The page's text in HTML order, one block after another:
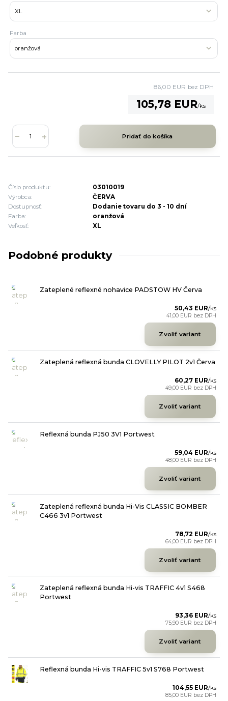
Farba
105,78 EUR/ks
86,00 EUR bez DPH
Pridať do košíka
Číslo produktu:
03010019
Výrobca:
ČERVA
Dostupnosť:
Dodanie tovaru do 3 - 10 dní
Farba:
oranžová
Veľkosť:
XL
Podobné produkty
Zateplené reflexné nohavice PADSTOW HV Červa
50,43 EUR/ks
41,00 EUR bez DPH
Zvoliť variant
Zateplená reflexná bunda CLOVELLY PILOT 2v1 Červa
60,27 EUR/ks
49,00 EUR bez DPH
Zvoliť variant
Reflexná bunda PJ50 3V1 Portwest
59,04 EUR/ks
48,00 EUR bez DPH
Zvoliť variant
Zateplená reflexná bunda Hi-Vis CLASSIC BOMBER
C466 3v1 Portwest
78,72 EUR/ks
64,00 EUR bez DPH
Zvoliť variant
Zateplená reflexná bunda Hi-vis TRAFFIC 4v1 S468
Portwest
93,36 EUR/ks
75,90 EUR bez DPH
Zvoliť variant
Reflexná bunda Hi-vis TRAFFIC 5v1 S768 Portwest
104,55 EUR/ks
85,00 EUR bez DPH